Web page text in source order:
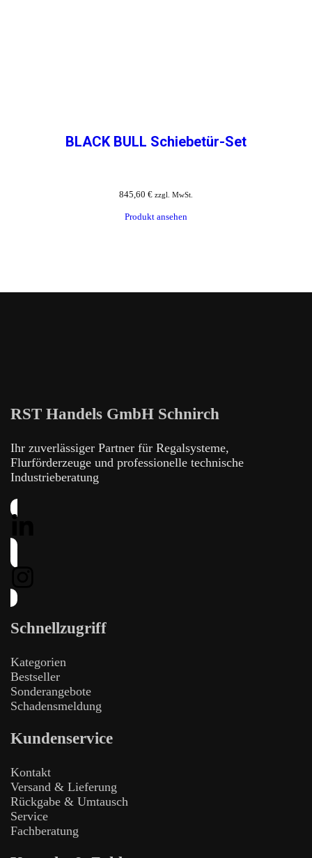
BLACK BULL Schiebetür-Set
845,60 € zzgl. MwSt.
Produkt ansehen
RST Handels GmbH Schnirch
Ihr zuverlässiger Partner für Regalsysteme,
Flurförderzeuge und professionelle technische
Industrieberatung
Schnellzugriff
Kategorien
Bestseller
Sonderangebote
Schadensmeldung
Kundenservice
Kontakt
Versand & Lieferung
Rückgabe & Umtausch
Service
Fachberatung